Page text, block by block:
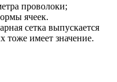
проволоки;
ячеек.
сетка выпускается
тоже имеет значение.